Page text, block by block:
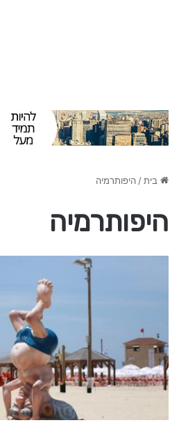
בית/היפותרמיה
היפותרמיה